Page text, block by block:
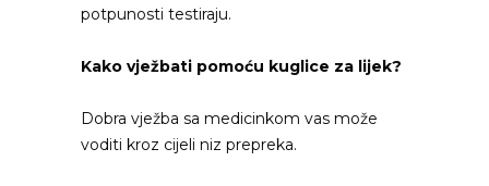
potpunosti testiraju.
Kako vježbati pomoću kuglice za lijek?
Dobra vježba sa medicinkom vas može
voditi kroz cijeli niz prepreka.